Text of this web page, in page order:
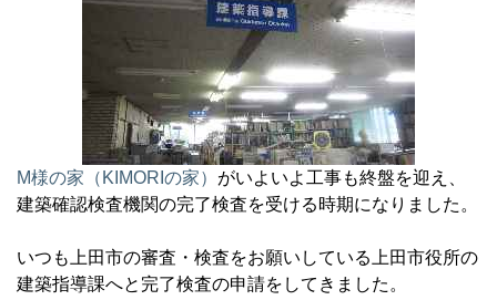
M様の家（KIMORIの家） がいよいよ工事も終盤を迎え、
建築確認検査機関の完了検査を受ける時期になりました。
いつも上田市の審査・検査をお願いしている上田市役所の
建築指導課へと完了検査の申請をしてきました。